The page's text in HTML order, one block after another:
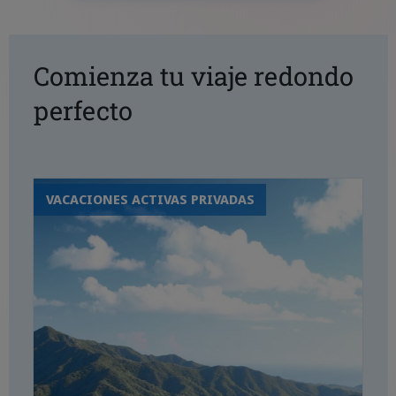
Comienza tu viaje redondo
perfecto
VACACIONES ACTIVAS PRIVADAS